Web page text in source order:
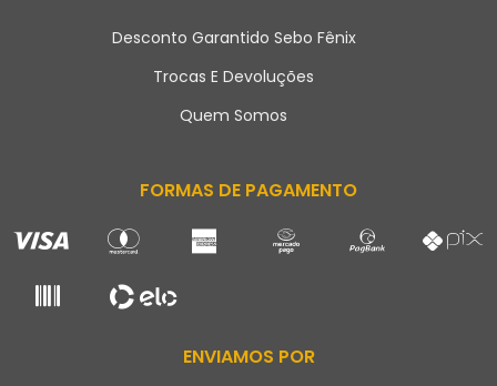
Desconto Garantido Sebo Fênix
Trocas E Devoluções
Quem Somos
FORMAS DE PAGAMENTO
ENVIAMOS POR